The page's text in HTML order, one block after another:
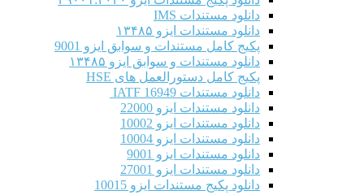
دانلود مستندات IMS
دانلود مستندات ایزو ۱۳۴۸۵
پکیج کامل مستندات و سوابق ایزو 9001
دانلود مستندات و سوابق ایزو ۱۳۴۸۵
پکیج کامل دستورالعمل های HSE
دانلود مستندات IATF 16949
دانلود مستندات ایزو 22000
دانلود مستندات ایزو 10002
دانلود مستندات ایزو 10004
دانلود مستندات ایزو 9001
دانلود مستندات ایزو 27001
دانلود پکیج مستندات ایزو 10015